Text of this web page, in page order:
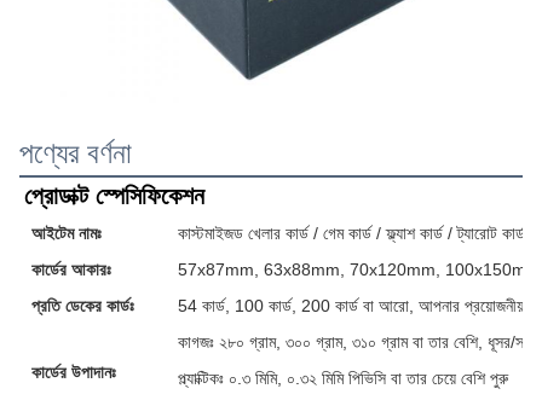
পণ্যের বর্ণনা
প্রোডাক্ট স্পেসিফিকেশন
আইটেম নামঃ
কাস্টমাইজড খেলার কার্ড / গেম কার্ড / ফ্ল্যাশ কার্ড / ট্যারোট কার্ড /
কার্ডের আকারঃ
57x87mm, 63x88mm, 70x120mm, 100x150mm
প্রতি ডেকের কার্ডঃ
54 কার্ড, 100 কার্ড, 200 কার্ড বা আরো, আপনার প্রয়োজনীয়তা
কার্ডের উপাদানঃ
কাগজঃ ২৮০ গ্রাম, ৩০০ গ্রাম, ৩১০ গ্রাম বা তার বেশি, ধূসর/
প্ল্যাক্টিকঃ ০.৩ মিমি, ০.৩২ মিমি পিভিসি বা তার চেয়ে বেশি পুরু